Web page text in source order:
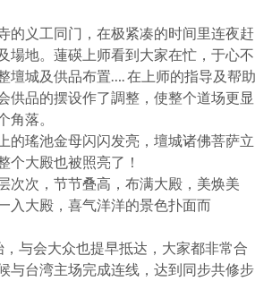
的义工同门，在极紧凑的时间里连夜赶
場地。蓮碤上师看到大家在忙，于心不
壇城及供品布置…. 在上师的指导及帮助
供品的摆设作了調整，使整个道场更显
角落。
的瑤池金母闪闪发亮，壇城诸佛菩萨立
个大殿也被照亮了！
次次，节节叠高，布满大殿，美焕美
入大殿，喜气洋洋的景色扑面而
与会大众也提早抵达，大家都非常合
与台湾主场完成连线，达到同步共修步